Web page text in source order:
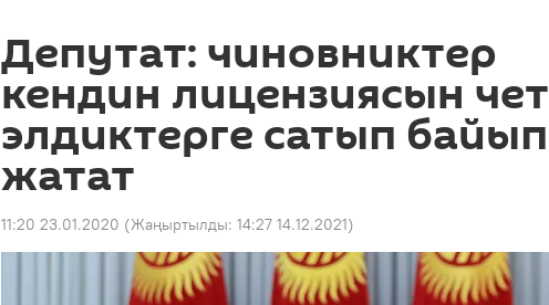
Депутат: чиновниктер
кендин лицензиясын чет
элдиктерге сатып байып
жатат
11:20 23.01.2020 (Жаңыртылды: 14:27 14.12.2021)